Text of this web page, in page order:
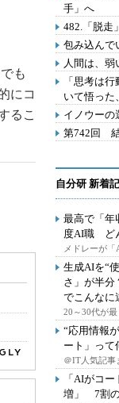
も
にコ
るこ
手」へ
482.「脱走
包み込んで
人間は、
「思考は
いて悟った
イノウー
第742回
自分研 新着
最高で「
度AI職 ど
メドレーが「
生成AIを“
さ」が半
でこんなに
20～30代が最
“応用情報
ート」っ
＠IT人気記事
「AIがコ
増」 7割の